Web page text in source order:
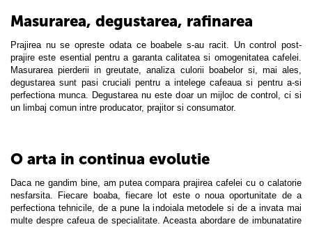
Masurarea, degustarea, rafinarea
Prajirea nu se opreste odata ce boabele s-au racit. Un control post-
prajire este esential pentru a garanta calitatea si omogenitatea cafelei.
Masurarea pierderii in greutate, analiza culorii boabelor si, mai ales,
degustarea sunt pasi cruciali pentru a intelege cafeaua si pentru a-si
perfectiona munca. Degustarea nu este doar un mijloc de control, ci si
un limbaj comun intre producator, prajitor si consumator.
O arta in continua evolutie
Daca ne gandim bine, am putea compara prajirea cafelei cu o calatorie
nesfarsita. Fiecare boaba, fiecare lot este o noua oportunitate de a
perfectiona tehnicile, de a pune la indoiala metodele si de a invata mai
multe despre cafeua de specialitate. Aceasta abordare de imbunatatire